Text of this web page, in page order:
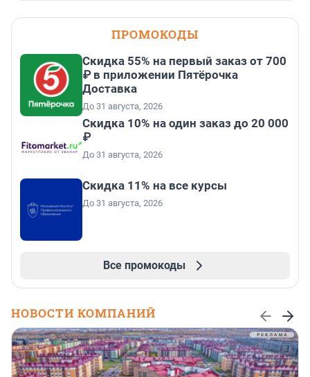
ПРОМОКОДЫ
Скидка 55% на первый заказ от 700
₽ в приложении Пятёрочка
Доставка
До 31 августа, 2026
Скидка 10% на один заказ до 20 000
₽
До 31 августа, 2026
Скидка 11% на все курсы
До 31 августа, 2026
Все промокоды
НОВОСТИ КОМПАНИЙ